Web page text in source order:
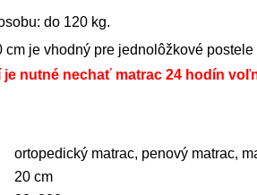
do 120 kg.
je vhodný pre jednolôžkové
nutné nechať matrac 24 hodín
ortopedický matrac, penový matrac,
20 cm